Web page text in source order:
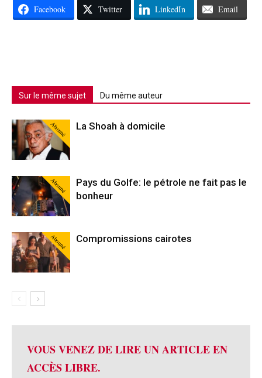
Facebook Twitter LinkedIn Email
Sur le même sujet Du même auteur
Abonné La Shoah à domicile
Abonné
Pays du Golfe: le pétrole ne fait pas le
bonheur
Abonné Compromissions cairotes
VOUS VENEZ DE LIRE UN ARTICLE EN
ACCÈS LIBRE.